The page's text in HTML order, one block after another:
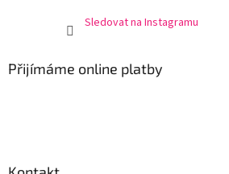
Sledovat na Instagramu
Přijímáme online platby